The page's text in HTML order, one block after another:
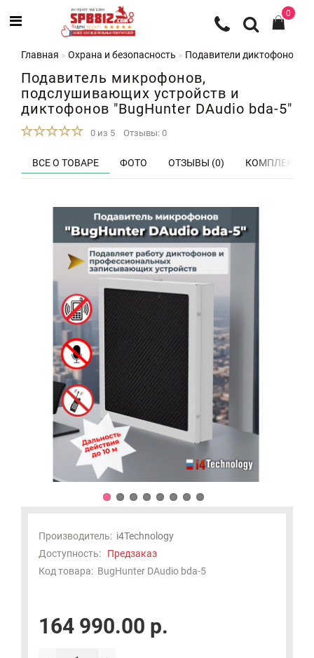
0
Главная Охрана и безопасность Подавители диктофонов
Подавитель микрофонов,
подслушивающих устройств и
диктофонов "BugHunter DAudio bda-5"
0 из 5 Отзывы: 0
ВСЕ О ТОВАРЕ ФОТО ОТЗЫВЫ (0) КОМПЛЕКТ
Производитель: i4Technology
Доступность: Предзаказ
Код товара: BugHunter DAudio bda-5
164 990.00 р.